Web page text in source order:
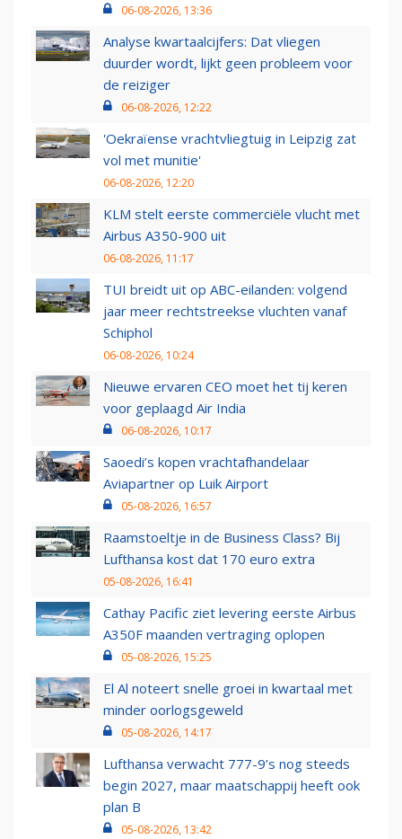
06-08-2026, 13:36
Analyse kwartaalcijfers: Dat vliegen
duurder wordt, lijkt geen probleem voor
de reiziger
06-08-2026, 12:22
'Oekraïense vrachtvliegtuig in Leipzig zat
vol met munitie'
06-08-2026, 12:20
KLM stelt eerste commerciële vlucht met
Airbus A350-900 uit
06-08-2026, 11:17
TUI breidt uit op ABC-eilanden: volgend
jaar meer rechtstreekse vluchten vanaf
Schiphol
06-08-2026, 10:24
Nieuwe ervaren CEO moet het tij keren
voor geplaagd Air India
06-08-2026, 10:17
Saoedi’s kopen vrachtafhandelaar
Aviapartner op Luik Airport
05-08-2026, 16:57
Raamstoeltje in de Business Class? Bij
Lufthansa kost dat 170 euro extra
05-08-2026, 16:41
Cathay Pacific ziet levering eerste Airbus
A350F maanden vertraging oplopen
05-08-2026, 15:25
El Al noteert snelle groei in kwartaal met
minder oorlogsgeweld
05-08-2026, 14:17
Lufthansa verwacht 777-9’s nog steeds
begin 2027, maar maatschappij heeft ook
plan B
05-08-2026, 13:42